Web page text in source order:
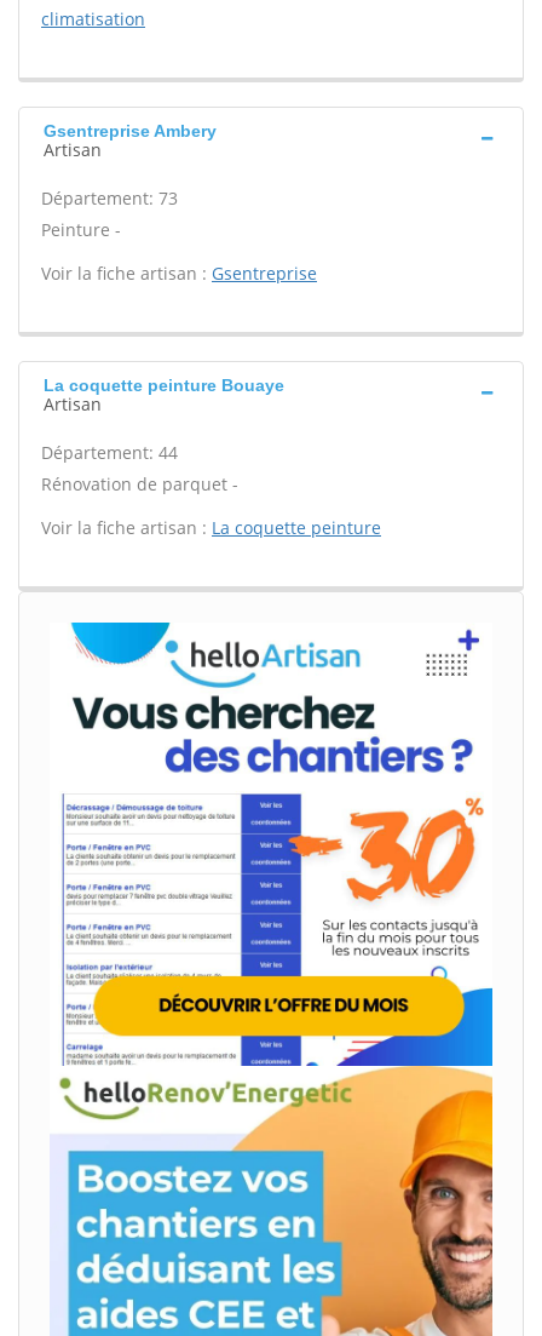
climatisation
Gsentreprise Ambery
Artisan
Département: 73
Peinture -
Voir la fiche artisan : Gsentreprise
La coquette peinture Bouaye
Artisan
Département: 44
Rénovation de parquet -
Voir la fiche artisan : La coquette peinture